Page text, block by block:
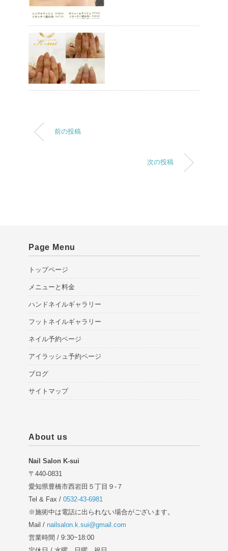
前の投稿
次の投稿
Page Menu
トップページ
メニューと料金
ハンドネイルギャラリー
フットネイルギャラリー
ネイル予約ページ
アイラッシュ予約ページ
ブログ
サイトマップ
About us
Nail Salon K-sui
〒440-0831
愛知県豊橋市西岩田５丁目９-７
Tel & Fax / 0532-43-6981
※施術中は電話に出られない場合がございます。
Mail / nailsalon.k.sui@gmail.com
営業時間 / 9:30~18:00